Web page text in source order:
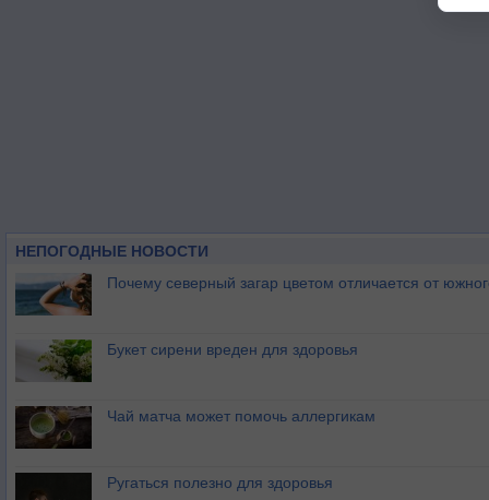
НЕПОГОДНЫЕ НОВОСТИ
Почему северный загар цветом отличается от
Букет сирени вреден для здоровья
Чай матча может помочь аллергикам
Ругаться полезно для здоровья